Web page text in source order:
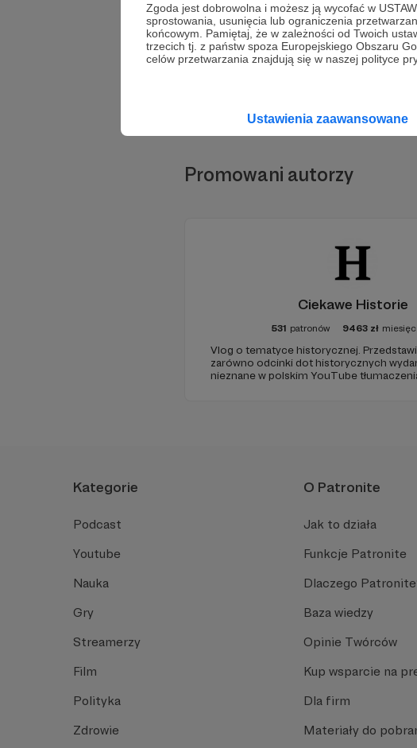
Zgoda jest dobrowolna i możesz ją wycofać w
sprostowania, usunięcia lub ograniczenia
końcowym. Pamiętaj, że w zależności od Twoich
trzecich tj. z państw spoza Europejskiego Obszaru
celów przetwarzania znajdują się w naszej polityce
Ustawienia zaawansowane
Promowani autorzy
Ciekawe Historie
531 patronów 9463 zł
Vlog o tematyce historycznej.
zarówno odcinki dot historycznych
nieznane w polskim YouTube
Kategorie
Podcast
Youtube
Nauka
Gry
Streamerzy
Film
Polityka
Zdrowie
O Patronite
Jak to działa
Funkcje Patronite
Dlaczego
Baza wiedzy
Opinie Twórców
Kup wsparcie na
Dla firm
Materiały do